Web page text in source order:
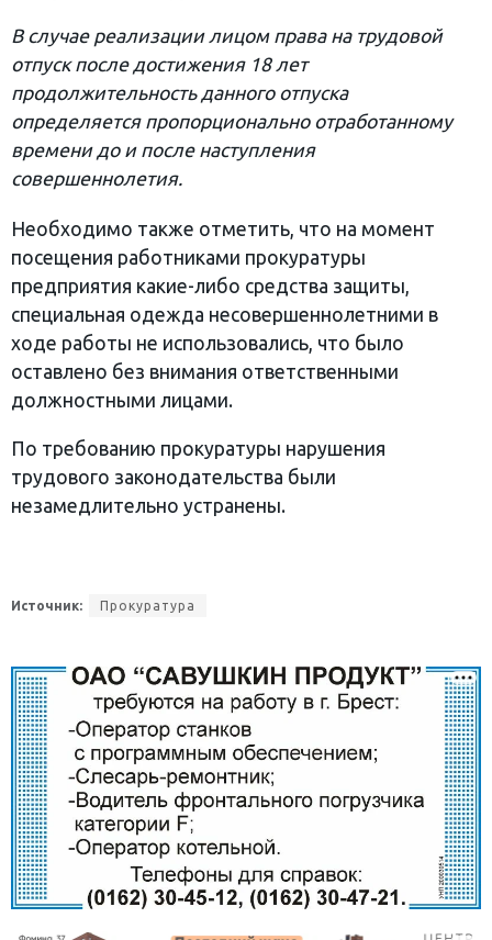
В случае реализации лицом права на трудовой
отпуск после достижения 18 лет
продолжительность данного отпуска
определяется пропорционально отработанному
времени до и после наступления
совершеннолетия.
Необходимо также отметить, что на момент
посещения работниками прокуратуры
предприятия какие-либо средства защиты,
специальная одежда несовершеннолетними в
ходе работы не использовались, что было
оставлено без внимания ответственными
должностными лицами.
По требованию прокуратуры нарушения
трудового законодательства были
незамедлительно устранены.
Источник: Прокуратура